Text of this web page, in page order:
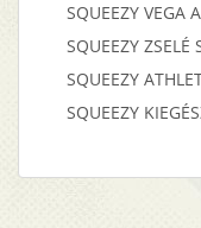
SQUEEZY VEGA
SQUEEZY ZSELÉ
SQUEEZY
SQUEEZY